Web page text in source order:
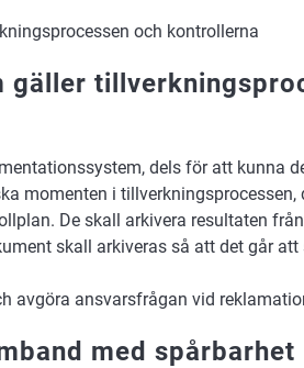
och kontrollerna
gäller
dels för att kunna
momenten i
De skall arkivera resultaten
skall arkiveras så att det går
avgöra ansvarsfrågan vid
med spårbarhet